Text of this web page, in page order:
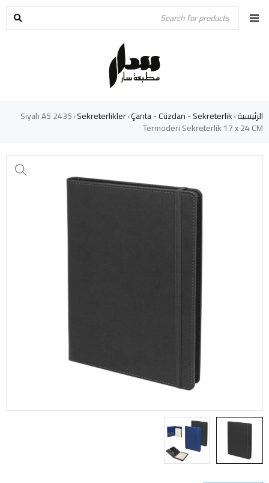
الرئيسية›
Çanta - Cüzdan - Sekreterlik
›
Sekreterlikler
›
2435 Siyah A5
Termoderi Sekreterlik 17 x 24 CM